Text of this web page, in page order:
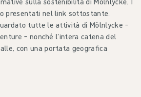
presentati nel link sottostante.
tutte le attività di Mölnlycke –
– nonché l’intera catena del
con una portata geografica